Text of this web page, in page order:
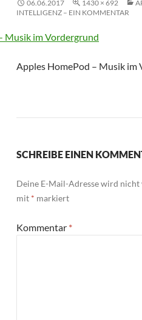
06.06.2017 1430 × 692
INTELLIGENZ – EIN KOMMENTAR
Apples HomePod – Musik im
SCHREIBE EINEN
Deine E-Mail-Adresse wird
mit * markiert
Kommentar *